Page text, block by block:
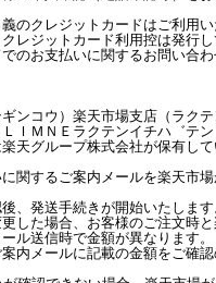
のクレジットカードはご利用い
レジットカード利用控は発行し
のお支払いに関するお問い合わ
ンコウ）楽天市場支店（ラク
ＩＭＮＥラクテンイチハ゛テン
天グループ株式会社が保有して
関するご案内メールを楽天市
、発送手続きが開始いたします
した場合、お客様のご注文時
ル送信時で金額が異なります。
内メールに記載の金額をご確